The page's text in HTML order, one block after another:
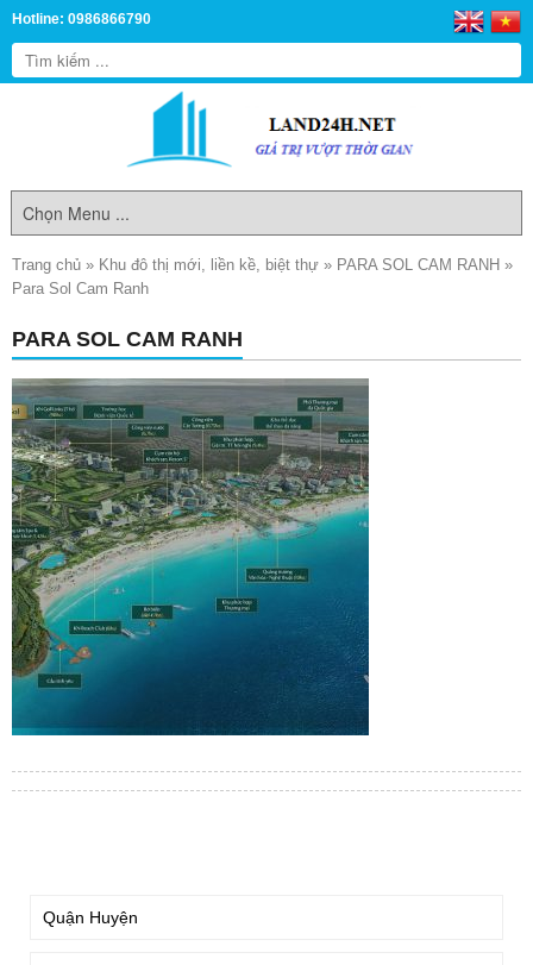
Hotline: 0986866790
Trang chủ » Khu đô thị mới, liền kề, biệt thự » PARA SOL CAM RANH »
Para Sol Cam Ranh
PARA SOL CAM RANH